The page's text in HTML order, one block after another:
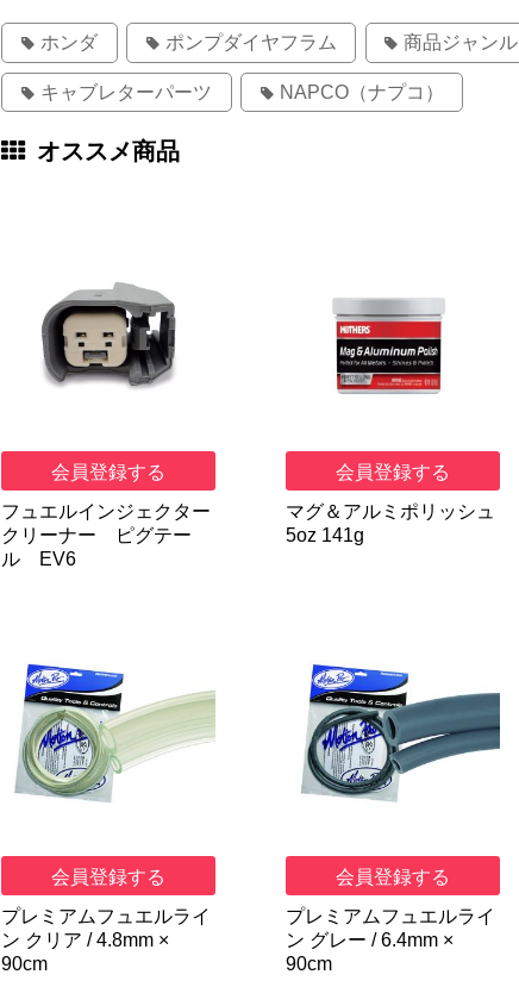
ホンダ ポンプダイヤフラム 商品ジャンル
キャブレターパーツ NAPCO（ナプコ）
オススメ商品
会員登録する
フュエルインジェクター
クリーナー ピグテー
ル EV6
会員登録する
マグ＆アルミポリッシュ
5oz 141g
会員登録する
プレミアムフュエルライ
ン クリア / 4.8mm ×
90cm
会員登録する
プレミアムフュエルライ
ン グレー / 6.4mm ×
90cm